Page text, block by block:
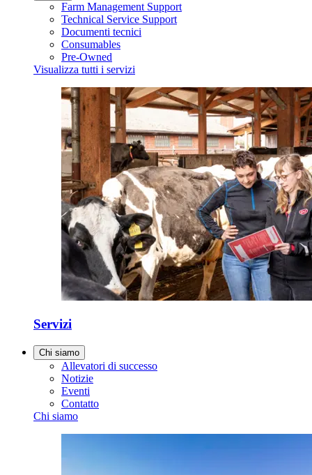
Farm Management Support
Technical Service Support
Documenti tecnici
Consumables
Pre-Owned
Visualizza tutti i servizi
Servizi
Chi siamo
Allevatori di successo
Notizie
Eventi
Contatto
Chi siamo